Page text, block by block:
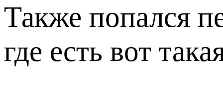
Также попался
где есть вот